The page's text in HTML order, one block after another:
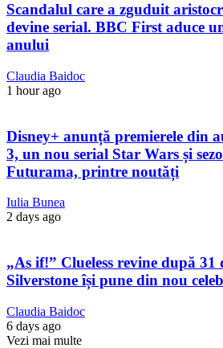
Scandalul care a zguduit
devine serial. BBC First aduce
anului
Claudia Baidoc
1 hour ago
Disney+ anunță premierele din
3, un nou serial Star Wars și
Futurama, printre noutăți
Iulia Bunea
2 days ago
„As if!” Clueless revine după
Silverstone își pune din nou
Claudia Baidoc
6 days ago
Vezi mai multe